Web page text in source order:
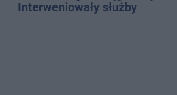
Interweniowały służby